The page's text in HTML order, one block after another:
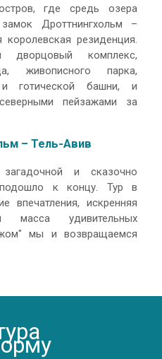
где средь озера
Дроттнингхольм –
резиденция.
комплекс,
живописного парка,
и готической башни, и
пейзажами за
– Тель-Авив
и сказочно
подошло к концу. Тур в
впечатления, искренняя
масса удивительных
мы и возвращаемся